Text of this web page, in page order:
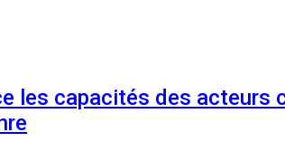
les capacités des